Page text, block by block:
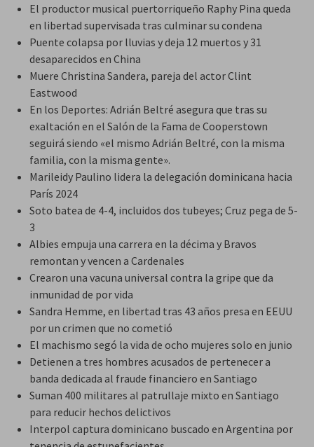
El productor musical puertorriqueño Raphy Pina queda
en libertad supervisada tras culminar su condena
Puente colapsa por lluvias y deja 12 muertos y 31
desaparecidos en China
Muere Christina Sandera, pareja del actor Clint
Eastwood
En los Deportes: Adrián Beltré asegura que tras su
exaltación en el Salón de la Fama de Cooperstown
seguirá siendo «el mismo Adrián Beltré, con la misma
familia, con la misma gente».
Marileidy Paulino lidera la delegación dominicana hacia
París 2024
Soto batea de 4-4, incluidos dos tubeyes; Cruz pega de 5-
3
Albies empuja una carrera en la décima y Bravos
remontan y vencen a Cardenales
Crearon una vacuna universal contra la gripe que da
inmunidad de por vida
Sandra Hemme, en libertad tras 43 años presa en EEUU
por un crimen que no cometió
El machismo segó la vida de ocho mujeres solo en junio
Detienen a tres hombres acusados de pertenecer a
banda dedicada al fraude financiero en Santiago
Suman 400 militares al patrullaje mixto en Santiago
para reducir hechos delictivos
Interpol captura dominicano buscado en Argentina por